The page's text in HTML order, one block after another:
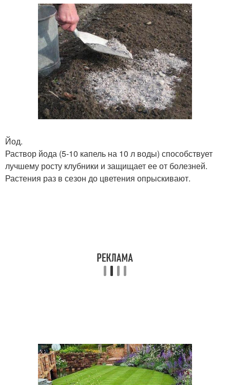
Йод.
Раствор йода (5-10 капель на 10 л воды) способствует
лучшему росту клубники и защищает ее от болезней.
Растения раз в сезон до цветения опрыскивают.